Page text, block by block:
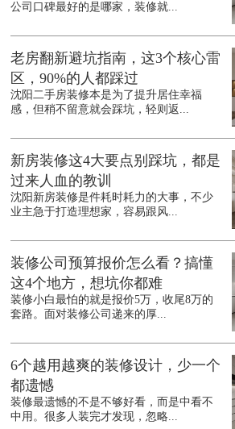
公司口碑最好的是哪家，装修就...
老房翻新避坑指南，这3个核心雷
区，90%的人都踩过
沈阳二手房装修本是为了提升居住幸福
感，但稍不留意就会踩坑，轻则返...
新房装修这4大要点别踩坑，都是
过来人血的教训
沈阳新房装修是件耗时耗力的大事，不少
业主急于打造理想家，容易跟风...
装修公司预算报价怎么看？搞懂
这4个地方，想坑你都难
装修小白最怕的就是报价5万，收尾8万的
套路。面对装修公司递来的厚...
6个越用越爽的装修设计，少一个
都遗憾
装修最遗憾的不是不够好看，而是中看不
中用。很多人装完才发现，忽略...